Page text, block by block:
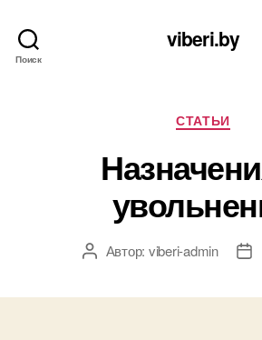
Поиск
viberi.by
Рубрики
СТАТЬИ
АвторАвтор: viberi-admin